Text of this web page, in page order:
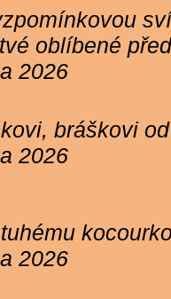
oblíbené
2026
bráškovi
2026
2026